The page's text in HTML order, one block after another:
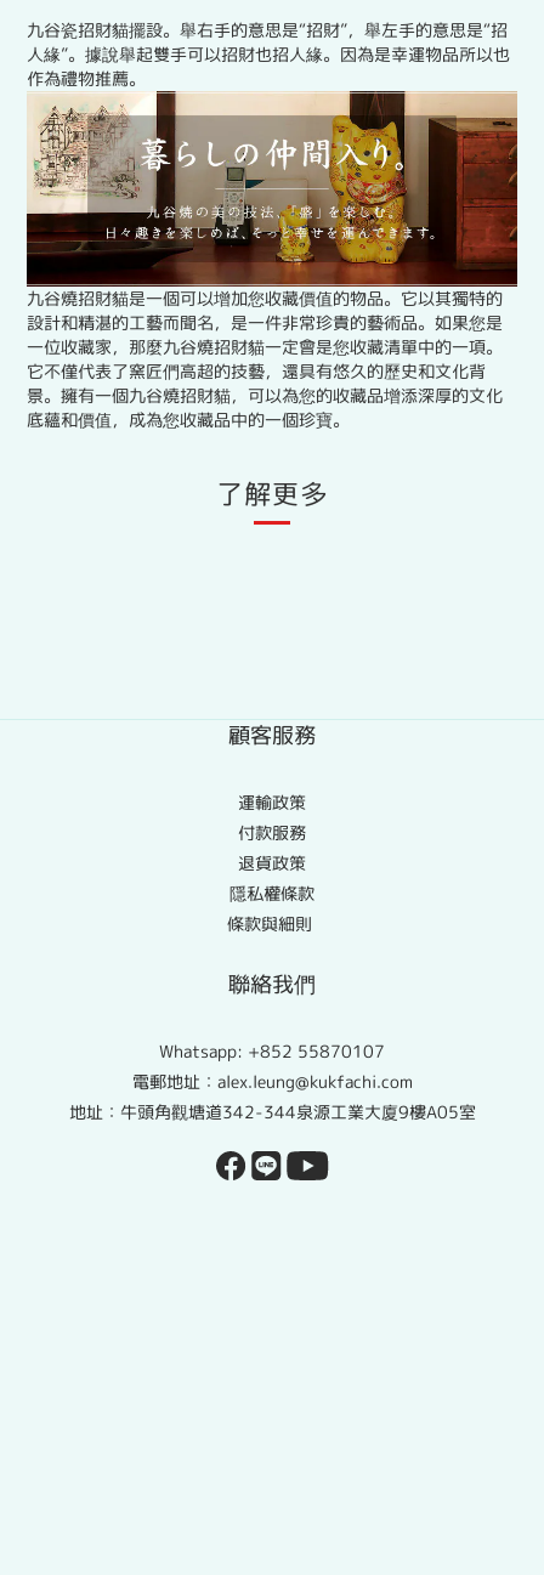
九谷瓷招財貓擺設。舉右手的意思是“招財”，舉左手的意思是“招
人緣”。據說舉起雙手可以招財也招人緣。因為是幸運物品所以也
作為禮物推薦。
九谷燒招財貓是一個可以增加您收藏價值的物品。它以其獨特的
設計和精湛的工藝而聞名，是一件非常珍貴的藝術品。如果您是
一位收藏家，那麼九谷燒招財貓一定會是您收藏清單中的一項。
它不僅代表了窯匠們高超的技藝，還具有悠久的歷史和文化背
景。擁有一個九谷燒招財貓，可以為您的收藏品增添深厚的文化
底蘊和價值，成為您收藏品中的一個珍寶。
了解更多
顧客服務
運輸政策
付款服務
退貨政策
隱私權條款
條款與細則
聯絡我們
Whatsapp: +852 55870107
電郵地址：alex.leung@kukfachi.com
地址：牛頭角觀塘道342-344泉源工業大廈9樓A05室